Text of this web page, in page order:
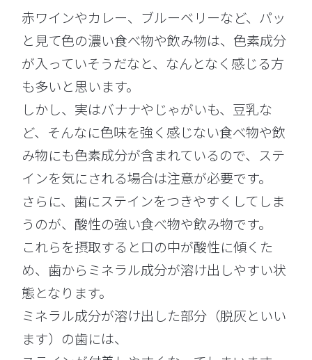
赤ワインやカレー、ブルーベリーなど、パッ
と見て色の濃い食べ物や飲み物は、色素成分
が入っていそうだなと、なんとなく感じる方
も多いと思います。
しかし、実はバナナやじゃがいも、豆乳な
ど、そんなに色味を強く感じない食べ物や飲
み物にも色素成分が含まれているので、ステ
インを気にされる場合は注意が必要です。
さらに、歯にステインをつきやすくしてしま
うのが、酸性の強い食べ物や飲み物です。
これらを摂取すると口の中が酸性に傾くた
め、歯からミネラル成分が溶け出しやすい状
態となります。
ミネラル成分が溶け出した部分（脱灰といい
ます）の歯には、